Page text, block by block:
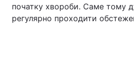
початку хвороби. Саме тому
регулярно проходити